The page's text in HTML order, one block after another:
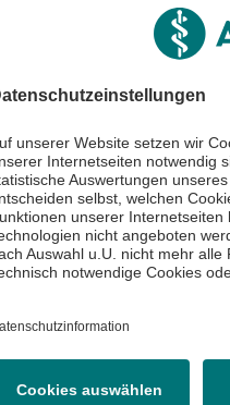
Magensäure sichtbar
: Bei einer
Entzündungen und
Krampfadern in der
bei Patient:innen mit
Magen- und
Mediziner:innen
Vorstufen oder